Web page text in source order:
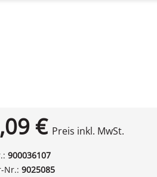
€ Preis inkl. MwSt.
900036107
Nr.: 9025085